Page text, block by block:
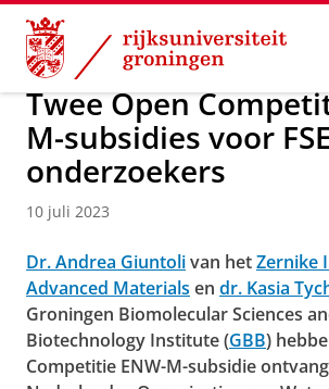
Skip
Content
Skip
Navigation
Over ons Actueel Nieuws
Twee Open
M-subsidies voor
onderzoekers
10 juli 2023
Dr. Andrea Giuntolivan hetZernike
Advanced Materials en dr. Kasia
Groningen Biomolecular Sciences
Biotechnology Institute (GBB)
Competitie ENW-M-subsidie